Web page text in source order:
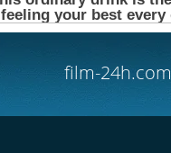
film-24h.com